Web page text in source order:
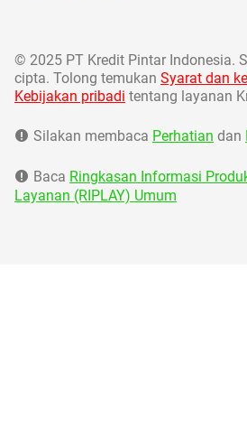
© 2025 PT Kredit Pintar Indonesia.
cipta. Tolong temukan Syarat dan
Kebijakan pribadi tentang layanan
Silakan membaca Perhatian dan
Baca Ringkasan Informasi
Layanan (RIPLAY) Umum